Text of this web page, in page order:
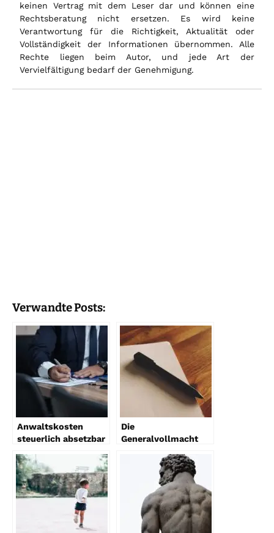
keinen Vertrag mit dem Leser dar und können eine
Rechtsberatung nicht ersetzen. Es wird keine
Verantwortung für die Richtigkeit, Aktualität oder
Vollständigkeit der Informationen übernommen. Alle
Rechte liegen beim Autor, und jede Art der
Vervielfältigung bedarf der Genehmigung.
Verwandte Posts:
Anwaltskosten
steuerlich absetzbar
gelten
Die
Generalvollmacht
Was Sie wissen